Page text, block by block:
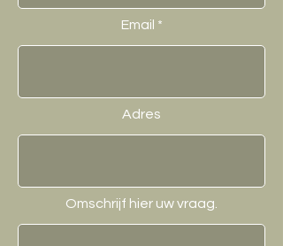
Email
Adres
Omschrijf hier uw vraag.